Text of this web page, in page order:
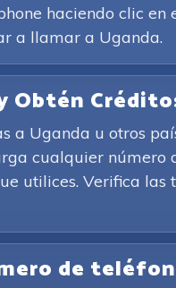
haciendo clic en
a llamar a Uganda.
Obtén
a Uganda u otros
cualquier
utilices. Verifica
de